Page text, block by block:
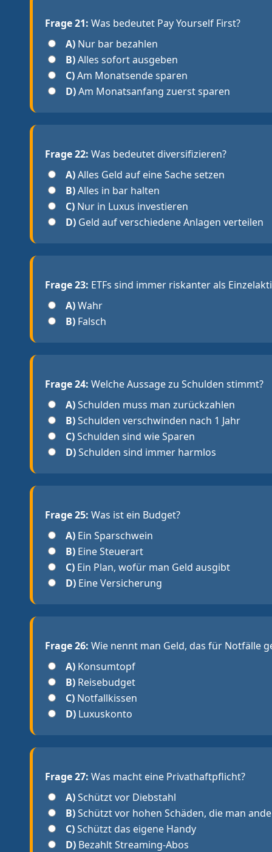
Frage 21: Was bedeutet Pay Yourself First?
A) Nur bar bezahlen
B)Alles sofort ausgeben
C)Am Monatsende sparen
D)Am Monatsanfang zuerst sparen
Frage 22: Was bedeutet diversifizieren?
A)Alles Geld auf eine Sache setzen
B)Alles in bar halten
C) Nur in Luxus investieren
D) Geld auf verschiedene Anlagen verteilen
Frage 23: ETFs sind immer riskanter als
A)Wahr
B) Falsch
Frage 24: Welche Aussage zu Schulden stimmt?
A)Schulden muss man zurückzahlen
B)Schulden verschwinden nach 1 Jahr
C)Schulden sind wie Sparen
D)Schulden sind immer harmlos
Frage 25: Was ist ein Budget?
A) Ein Sparschwein
B) Eine Steuerart
C) Ein Plan, wofür man Geld ausgibt
D) Eine Versicherung
Frage 26: Wie nennt man Geld, das für Notfälle
A) Konsumtopf
B) Reisebudget
C) Notfallkissen
D) Luxuskonto
Frage 27: Was macht eine Privathaftpflicht?
A)Schützt vor Diebstahl
B)Schützt vor hohen Schäden, die man
C)Schützt das eigene Handy
D) Bezahlt Streaming-Abos